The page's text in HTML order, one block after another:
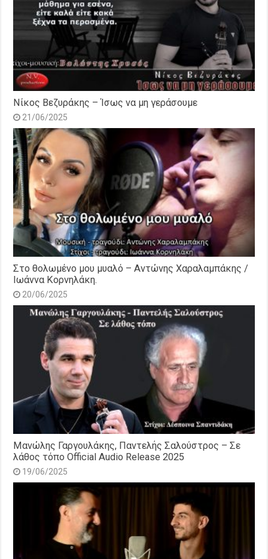
Νίκος Βεζυράκης – Ίσως να μη γεράσουμε
21/06/2025
Στο θολωμένο μου μυαλό – Αντώνης Χαραλαμπάκης /
Ιωάννα Κορνηλάκη.
20/06/2025
Μανώλης Γαργουλάκης, Παντελής Σαλούστρος – Σε
λάθος τόπο Official Audio Release 2025
19/06/2025